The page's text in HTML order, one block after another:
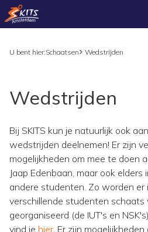
U bent hier:Schaatsen Wedstrijden
Wedstrijden
Bij SKITS kun je natuurlijk ook
wedstrijden deelnemen! Er zijn
mogelijkheden om mee te doen
Jaap Edenbaan, maar ook
andere studenten. Zo worden er
verschillende studenten
georganiseerd (de IUT's en
vind je hier. Er zijn